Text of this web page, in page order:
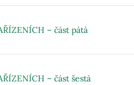
– část pátá
– část šestá